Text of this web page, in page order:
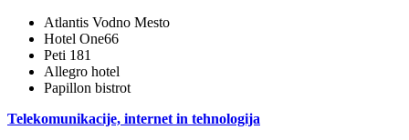
Atlantis Vodno Mesto
Hotel One66
Peti 181
Allegro hotel
Papillon bistrot
Telekomunikacije, internet in tehnologija